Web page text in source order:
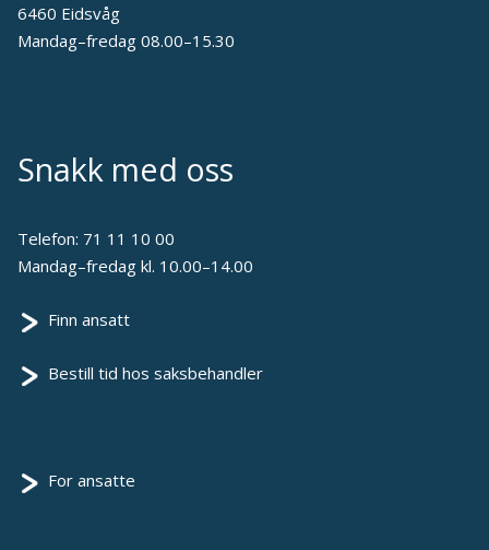
6460 Eidsvåg
Mandag–fredag 08.00–15.30
Snakk med oss
Telefon: 71 11 10 00
Mandag–fredag kl. 10.00–14.00
Finn ansatt
Bestill tid hos saksbehandler
For ansatte